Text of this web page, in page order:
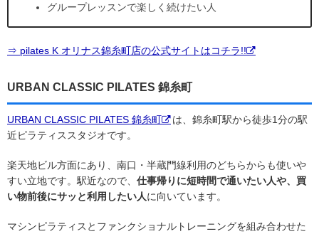
グループレッスンで楽しく続けたい人
⇒ pilates K オリナス錦糸町店の公式サイトはコチラ!!
URBAN CLASSIC PILATES 錦糸町
URBAN CLASSIC PILATES 錦糸町
は、錦糸町駅から徒歩1分の駅
近ピラティススタジオです。
楽天地ビル方面にあり、南口・半蔵門線利用のどちらからも使いや
すい立地です。駅近なので、 仕事帰りに短時間で通いたい人や、買
い物前後にサッと利用したい人に向いています。
マシンピラティスとファンクショナルトレーニングを組み合わせた